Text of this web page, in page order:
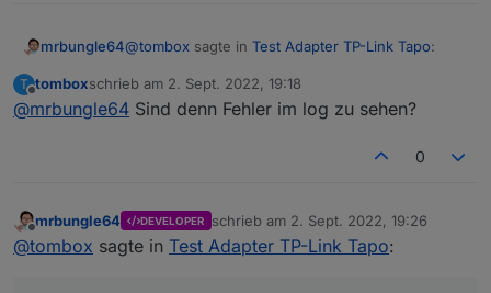
mrbungle64@tombox sagte in Test Adapter TP-Link Tapo:
@mrbungle64Ich habe zusätzliche checks
T
Offline
tomboxschrieb am 2. Sept. 2022, 19:18
zuletzt editiert von
@mrbungle64 Sind denn Fehler im log zu sehen?
0
Offline
mrbungle64 DEVELOPER schrieb am 2. Sept. 2022, 19:26
zuletzt editiert von
@tombox sagte in Test Adapter TP-Link Tapo: